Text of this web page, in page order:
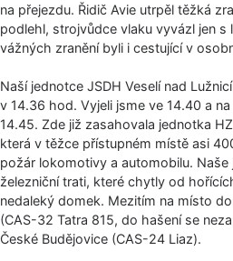
na přejezdu. Řidič Avie utrpěl těžká
podlehl, strojvůdce vlaku vyvázl jen s
vážných zranění byli i cestující v
Naší jednotce JSDH Veselí nad
v 14.36 hod. Vyjeli jsme ve 14.40 a
14.45. Zde již zasahovala jednotka
která v těžce přístupném místě asi
požár lokomotivy a automobilu.
železniční trati, které chytly od
nedaleký domek. Mezitím na místo
(CAS-32 Tatra 815, do hašení se
České Budějovice (CAS-24 Liaz).